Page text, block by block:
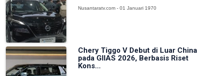
Nusantaratv.com - 01 Januari 1970
Chery Tiggo V Debut di Luar China
pada GIIAS 2026, Berbasis Riset
Kons...